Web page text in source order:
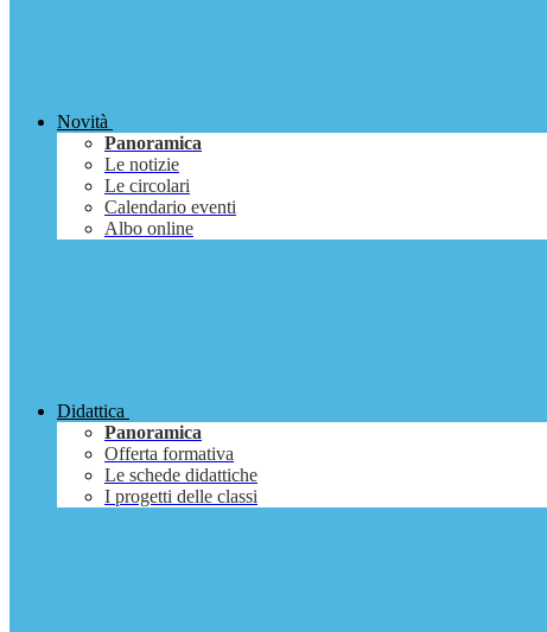
Novità
Panoramica
Le notizie
Le circolari
Calendario eventi
Albo online
Didattica
Panoramica
Offerta formativa
Le schede didattiche
I progetti delle classi